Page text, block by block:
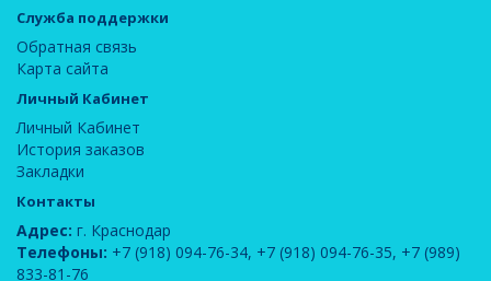
Служба поддержки
Обратная связь
Карта сайта
Личный Кабинет
Личный Кабинет
История заказов
Закладки
Контакты
Адрес: г. Краснодар
Телефоны: +7 (918) 094-76-34, +7 (918) 094-76-35, +7 (989)
833-81-76